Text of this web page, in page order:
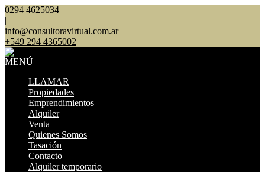
0294 4625034
|
info@consultoravirtual.com.ar
+549 294 4365002
MENÚ
LLAMAR
Propiedades
Emprendimientos
Alquiler
Venta
Quienes Somos
Tasación
Contacto
Alquiler temporario